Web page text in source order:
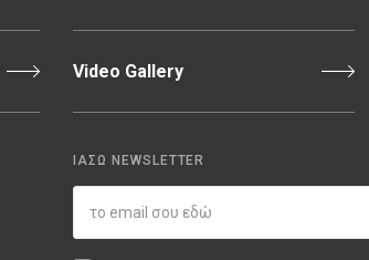
Video Gallery
ΙΑΣΩ NEWSLETTER